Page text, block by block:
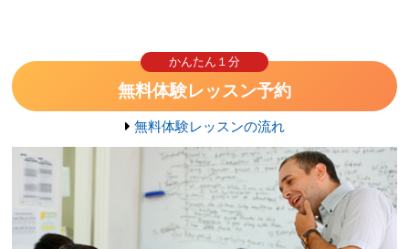
かんたん１分
無料体験レッスン予約
無料体験レッスンの流れ